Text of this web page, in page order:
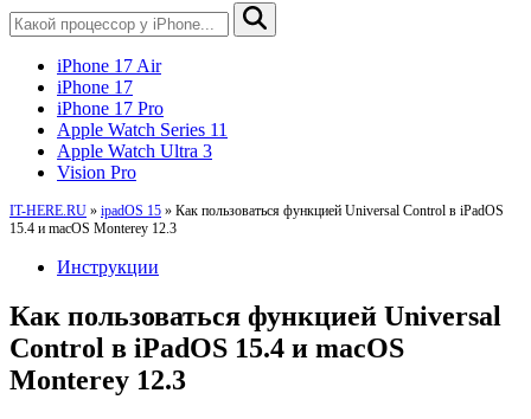
iPhone 17 Air
iPhone 17
iPhone 17 Pro
Apple Watch Series 11
Apple Watch Ultra 3
Vision Pro
IT-HERE.RU » ipadOS 15 » Как пользоваться функцией Universal Control в iPadOS
15.4 и macOS Monterey 12.3
Инструкции
Как пользоваться функцией Universal
Control в iPadOS 15.4 и macOS
Monterey 12.3